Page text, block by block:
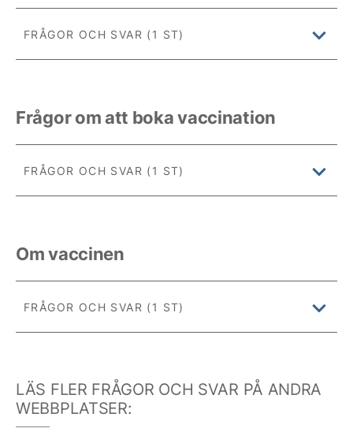
FRÅGOR OCH SVAR (1 ST)
Frågor om att boka vaccination
FRÅGOR OCH SVAR (1 ST)
Om vaccinen
FRÅGOR OCH SVAR (1 ST)
LÄS FLER FRÅGOR OCH SVAR PÅ ANDRA
WEBBPLATSER: